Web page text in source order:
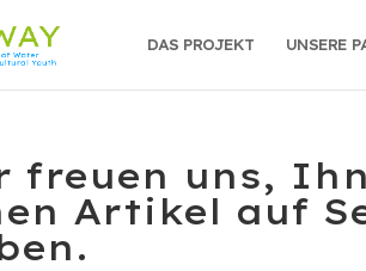
DAS PROJEKT UNSERE
freuen uns,
Artikel auf